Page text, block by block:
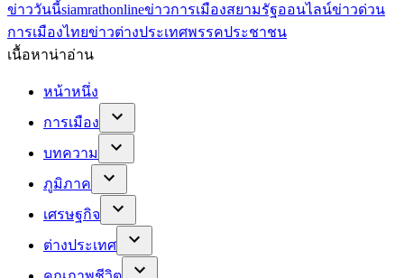
ข่าววันนี้siamrathonlineข่าวการเมืองสยามรัฐออนไลน์ข่าวด่วน
การเมืองไทยข่าวต่างประเทศพรรคประชาชน
เนื้อหาน่าอ่าน
หน้าหนึ่ง
การเมือง
บทความ
ภูมิภาค
เศรษฐกิจ
ต่างประเทศ